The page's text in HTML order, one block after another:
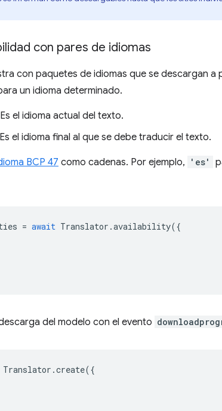
con pares de idiomas
con paquetes de idiomas que se descargan a
un idioma determinado.
el idioma actual del texto.
el idioma final al que se debe traducir el texto.
BCP 47 como cadenas. Por ejemplo, 'es'
= await Translator .availability({
del modelo con el evento
Translator .create({